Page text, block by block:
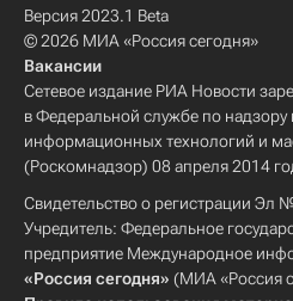
Версия 2023.1 Beta
© 2026 МИА «Россия сегодня»
Вакансии
Сетевое издание РИА Новости
в Федеральной службе по надзору
информационных технологий и
(Роскомнадзор) 08 апреля 2014
Свидетельство о регистрации
Учредитель: Федеральное
предприятие Международное
«Россия сегодня» (МИА «Россия